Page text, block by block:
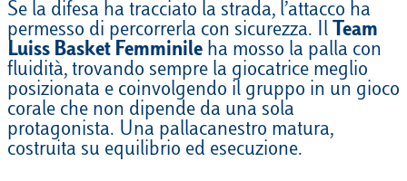
Se la difesa ha tracciato la strada, l’attacco ha
permesso di percorrerla con sicurezza. Il Team
Luiss Basket Femminile ha mosso la palla con
fluidità, trovando sempre la giocatrice meglio
posizionata e coinvolgendo il gruppo in un gioco
corale che non dipende da una sola
protagonista. Una pallacanestro matura,
costruita su equilibrio ed esecuzione.